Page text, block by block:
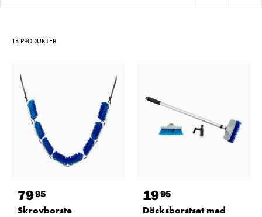
13 PRODUKTER
7995
Skrovborste
1995
Däcksborstset med